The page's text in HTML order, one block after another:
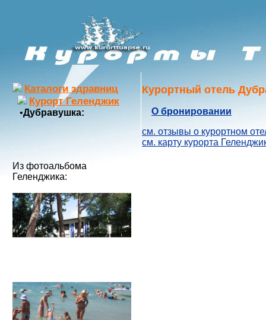
Каталоги здравниц
Курорт Геленджик
•Дубравушка:
Из фотоальбома
Геленджика:
Курортный отель
О бронировании
см. отзывы о курортном
см. карту курорта